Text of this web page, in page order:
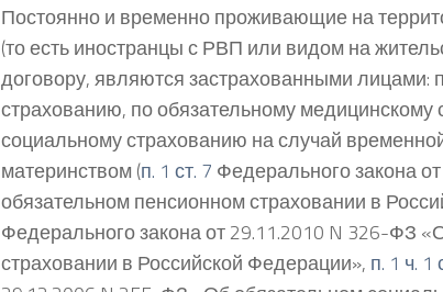
Постоянно и временно проживающие на
(то есть иностранцы с РВП или видом на
договору, являются застрахованными лицами:
страхованию, по обязательному
социальному страхованию на случай
материнством (п. 1 ст. 7 Федерального закона
обязательном пенсионном страховании в
Федерального закона от 29.11.2010 N 326-ФЗ
страховании в Российской Федерации», п. 1 ч. 1